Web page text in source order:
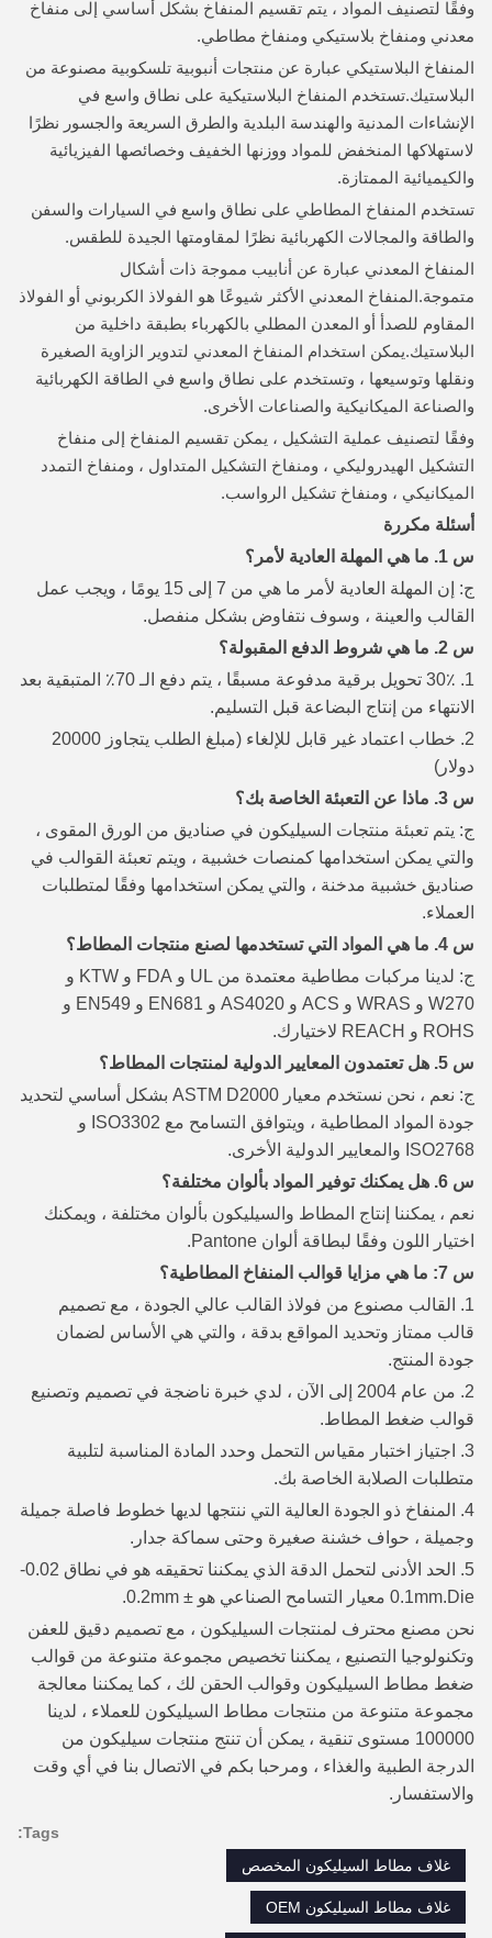
وفقًا لتصنيف المواد ، يتم تقسيم المنفاخ بشكل أساسي إلى منفاخ
معدني ومنفاخ بلاستيكي ومنفاخ مطاطي.
المنفاخ البلاستيكي عبارة عن منتجات أنبوبية تلسكوبية مصنوعة من
البلاستيك.تستخدم المنفاخ البلاستيكية على نطاق واسع في
الإنشاءات المدنية والهندسة البلدية والطرق السريعة والجسور نظرًا
لاستهلاكها المنخفض للمواد ووزنها الخفيف وخصائصها الفيزيائية
والكيميائية الممتازة.
تستخدم المنفاخ المطاطي على نطاق واسع في السيارات والسفن
والطاقة والمجالات الكهربائية نظرًا لمقاومتها الجيدة للطقس.
المنفاخ المعدني عبارة عن أنابيب مموجة ذات أشكال
متموجة.المنفاخ المعدني الأكثر شيوعًا هو الفولاذ الكربوني أو الفولاذ
المقاوم للصدأ أو المعدن المطلي بالكهرباء بطبقة داخلية من
البلاستيك.يمكن استخدام المنفاخ المعدني لتدوير الزاوية الصغيرة
ونقلها وتوسيعها ، وتستخدم على نطاق واسع في الطاقة الكهربائية
والصناعة الميكانيكية والصناعات الأخرى.
وفقًا لتصنيف عملية التشكيل ، يمكن تقسيم المنفاخ إلى منفاخ
التشكيل الهيدروليكي ، ومنفاخ التشكيل المتداول ، ومنفاخ التمدد
الميكانيكي ، ومنفاخ تشكيل الرواسب.
أسئلة مكررة
س 1. ما هي المهلة العادية لأمر؟
ج: إن المهلة العادية لأمر ما هي من 7 إلى 15 يومًا ، ويجب عمل
القالب والعينة ، وسوف نتفاوض بشكل منفصل.
س 2. ما هي شروط الدفع المقبولة؟
1. 30٪ تحويل برقية مدفوعة مسبقًا ، يتم دفع الـ 70٪ المتبقية بعد
الانتهاء من إنتاج البضاعة قبل التسليم.
2. خطاب اعتماد غير قابل للإلغاء (مبلغ الطلب يتجاوز 20000
دولار)
س 3. ماذا عن التعبئة الخاصة بك؟
ج: يتم تعبئة منتجات السيليكون في صناديق من الورق المقوى ،
والتي يمكن استخدامها كمنصات خشبية ، ويتم تعبئة القوالب في
صناديق خشبية مدخنة ، والتي يمكن استخدامها وفقًا لمتطلبات
العملاء.
س 4. ما هي المواد التي تستخدمها لصنع منتجات المطاط؟
ج: لدينا مركبات مطاطية معتمدة من UL و FDA و KTW و
W270 و WRAS و ACS و AS4020 و EN681 و EN549 و
ROHS و REACH لاختيارك.
س 5. هل تعتمدون المعايير الدولية لمنتجات المطاط؟
ج: نعم ، نحن نستخدم معيار ASTM D2000 بشكل أساسي لتحديد
جودة المواد المطاطية ، ويتوافق التسامح مع ISO3302 و
ISO2768 والمعايير الدولية الأخرى.
س 6. هل يمكنك توفير المواد بألوان مختلفة؟
نعم ، يمكننا إنتاج المطاط والسيليكون بألوان مختلفة ، ويمكنك
اختيار اللون وفقًا لبطاقة ألوان Pantone.
س 7: ما هي مزايا قوالب المنفاخ المطاطية؟
1. القالب مصنوع من فولاذ القالب عالي الجودة ، مع تصميم
قالب ممتاز وتحديد المواقع بدقة ، والتي هي الأساس لضمان
جودة المنتج.
2. من عام 2004 إلى الآن ، لدي خبرة ناضجة في تصميم وتصنيع
قوالب ضغط المطاط.
3. اجتياز اختبار مقياس التحمل وحدد المادة المناسبة لتلبية
متطلبات الصلابة الخاصة بك.
4. المنفاخ ذو الجودة العالية التي ننتجها لديها خطوط فاصلة جميلة
وجميلة ، حواف خشنة صغيرة وحتى سماكة جدار.
5. الحد الأدنى لتحمل الدقة الذي يمكننا تحقيقه هو في نطاق 0.02-
0.1mm.Die معيار التسامح الصناعي هو ± 0.2mm.
نحن مصنع محترف لمنتجات السيليكون ، مع تصميم دقيق للعفن
وتكنولوجيا التصنيع ، يمكننا تخصيص مجموعة متنوعة من قوالب
ضغط مطاط السيليكون وقوالب الحقن لك ، كما يمكننا معالجة
مجموعة متنوعة من منتجات مطاط السيليكون للعملاء ، لدينا
100000 مستوى تنقية ، يمكن أن تنتج منتجات سيليكون من
الدرجة الطبية والغذاء ، ومرحبا بكم في الاتصال بنا في أي وقت
والاستفسار.
Tags:
غلاف مطاط السيليكون المخصص
غلاف مطاط السيليكون OEM